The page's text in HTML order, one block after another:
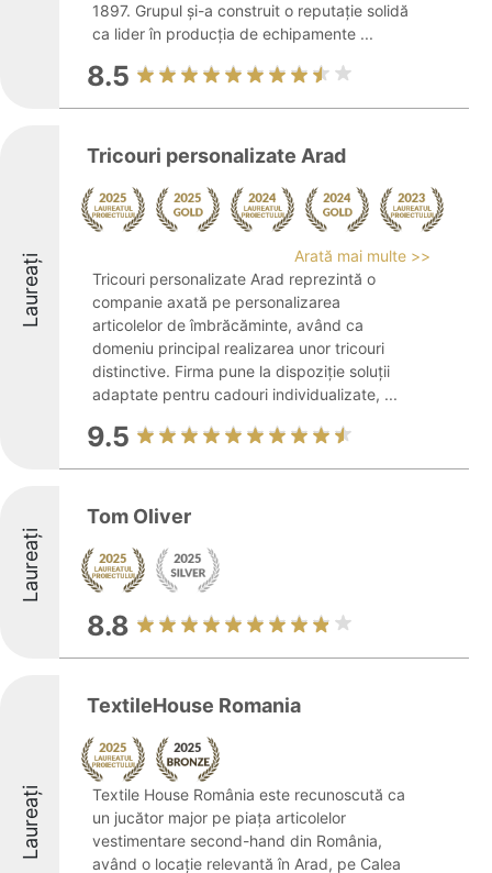
1897. Grupul și-a construit o reputație solidă
ca lider în producția de echipamente ...
8.5
Laureați
Tricouri personalizate Arad
Arată mai multe >>
Tricouri personalizate Arad reprezintă o
companie axată pe personalizarea
articolelor de îmbrăcăminte, având ca
domeniu principal realizarea unor tricouri
distinctive. Firma pune la dispoziție soluții
adaptate pentru cadouri individualizate, ...
9.5
Laureați
Tom Oliver
8.8
Laureați
TextileHouse Romania
Textile House România este recunoscută ca
un jucător major pe piața articolelor
vestimentare second-hand din România,
având o locație relevantă în Arad, pe Calea